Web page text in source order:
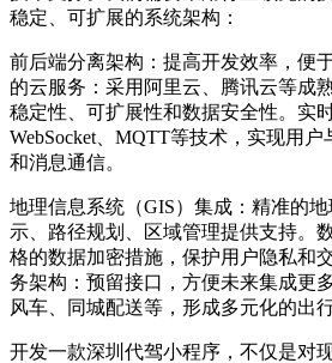
稳定、可扩展的系统架构：
前后端分离架构：提高开发效率，便
的云服务：采用阿里云、腾讯云等成
稳定性、可扩展性和数据安全性。实
WebSocket、MQTT等技术，实现用
和消息通信。
地理信息系统（GIS）集成：精准的
示、路径规划、区域管理提供支持。
格的数据加密措施，保护用户隐私和
务架构：预留接口，方便未来集成更
风车、同城配送等，形成多元化的出
开发一款深圳代驾小程序，不仅是对